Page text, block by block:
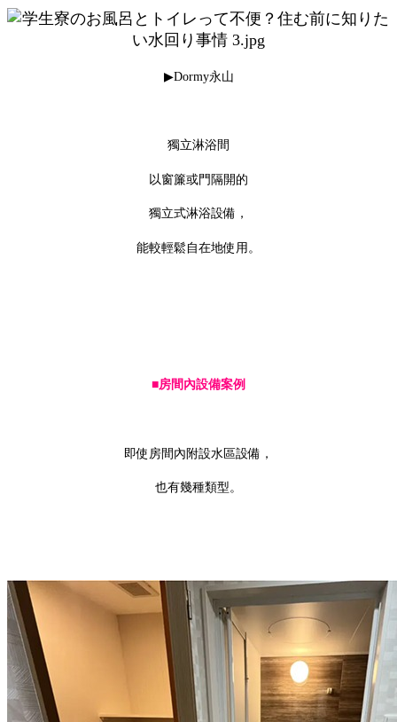
▶Dormy永山
獨立淋浴間
以窗簾或門隔開的
獨立式淋浴設備，
能較輕鬆自在地使用。
■房間內設備案例
即使房間內附設水區設備，
也有幾種類型。